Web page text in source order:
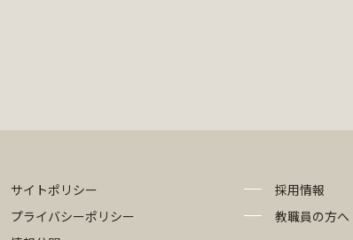
サイトポリシー
プライバシーポリシー
採用情報
教職員の方へ